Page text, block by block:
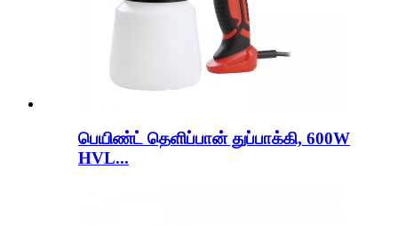
பெயிண்ட் தெளிப்பான் துப்பாக்கி, 600W
HVL...